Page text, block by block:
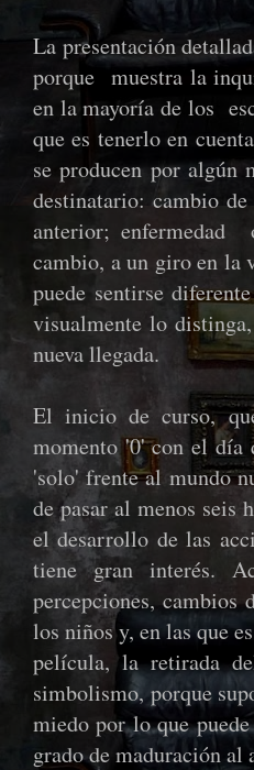
La presentación
porque muestra la
en la mayoría de los
que es tenerlo en
se producen por algún
destinatario: cambio
anterior; enfermedad
cambio, a un giro en la
puede sentirse
visualmente lo
nueva llegada.
El inicio de curso,
momento '0' con el día
'solo' frente al mundo
de pasar al menos seis
el desarrollo de las
tiene gran interés.
percepciones, cambios
los niños y, en las que
película, la retirada
simbolismo, porque
miedo por lo que
grado de maduración al